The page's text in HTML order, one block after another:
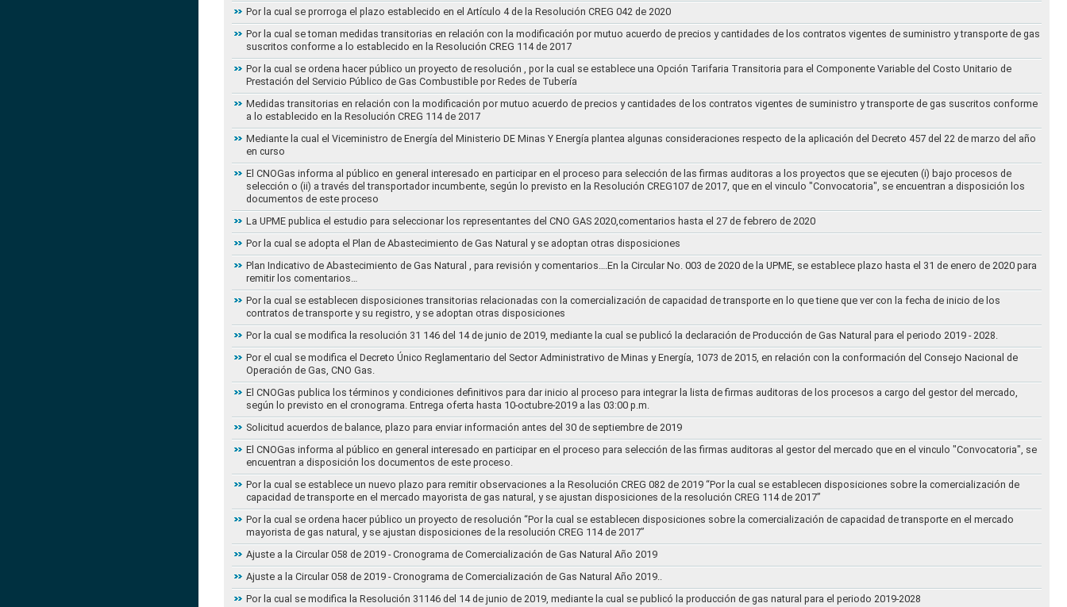
Por la cual se prorroga el plazo establecido en el Artículo 4 de la Resolución CREG 042 de 2020
Por la cual se toman medidas transitorias en relación con la modificación por mutuo acuerdo de precios y cantidades de los contratos vigentes de suministro y transporte de gas
suscritos conforme a lo establecido en la Resolución CREG 114 de 2017
Por la cual se ordena hacer público un proyecto de resolución , por la cual se establece una Opción Tarifaria Transitoria para el Componente Variable del Costo Unitario de
Prestación del Servicio Público de Gas Combustible por Redes de Tubería
Medidas transitorias en relación con la modificación por mutuo acuerdo de precios y cantidades de los contratos vigentes de suministro y transporte de gas suscritos conforme
a lo establecido en la Resolución CREG 114 de 2017
Mediante la cual el Viceministro de Energía del Ministerio DE Minas Y Energía plantea algunas consideraciones respecto de la aplicación del Decreto 457 del 22 de marzo del año
en curso
El CNOGas informa al público en general interesado en participar en el proceso para selección de las firmas auditoras a los proyectos que se ejecuten (i) bajo procesos de
selección o (ii) a través del transportador incumbente, según lo previsto en la Resolución CREG107 de 2017, que en el vinculo "Convocatoria", se encuentran a disposición los
documentos de este proceso
La UPME publica el estudio para seleccionar los representantes del CNO GAS 2020,comentarios hasta el 27 de febrero de 2020
Por la cual se adopta el Plan de Abastecimiento de Gas Natural y se adoptan otras disposiciones
Plan Indicativo de Abastecimiento de Gas Natural , para revisión y comentarios….En la Circular No. 003 de 2020 de la UPME, se establece plazo hasta el 31 de enero de 2020 para
remitir los comentarios…
Por la cual se establecen disposiciones transitorias relacionadas con la comercialización de capacidad de transporte en lo que tiene que ver con la fecha de inicio de los
contratos de transporte y su registro, y se adoptan otras disposiciones
Por la cual se modifica la resolución 31 146 del 14 de junio de 2019, mediante la cual se publicó la declaración de Producción de Gas Natural para el periodo 2019 - 2028.
Por el cual se modifica el Decreto Único Reglamentario del Sector Administrativo de Minas y Energía, 1073 de 2015, en relación con la conformación del Consejo Nacional de
Operación de Gas, CNO Gas.
El CNOGas publica los términos y condiciones definitivos para dar inicio al proceso para integrar la lista de firmas auditoras de los procesos a cargo del gestor del mercado,
según lo previsto en el cronograma. Entrega oferta hasta 10-octubre-2019 a las 03:00 p.m.
Solicitud acuerdos de balance, plazo para enviar información antes del 30 de septiembre de 2019
El CNOGas informa al público en general interesado en participar en el proceso para selección de las firmas auditoras al gestor del mercado que en el vinculo "Convocatoria", se
encuentran a disposición los documentos de este proceso.
Por la cual se establece un nuevo plazo para remitir observaciones a la Resolución CREG 082 de 2019 “Por la cual se establecen disposiciones sobre la comercialización de
capacidad de transporte en el mercado mayorista de gas natural, y se ajustan disposiciones de la resolución CREG 114 de 2017”
Por la cual se ordena hacer público un proyecto de resolución “Por la cual se establecen disposiciones sobre la comercialización de capacidad de transporte en el mercado
mayorista de gas natural, y se ajustan disposiciones de la resolución CREG 114 de 2017”
Ajuste a la Circular 058 de 2019 - Cronograma de Comercialización de Gas Natural Año 2019
Ajuste a la Circular 058 de 2019 - Cronograma de Comercialización de Gas Natural Año 2019..
Por la cual se modifica la Resolución 31146 del 14 de junio de 2019, mediante la cual se publicó la producción de gas natural para el periodo 2019-2028